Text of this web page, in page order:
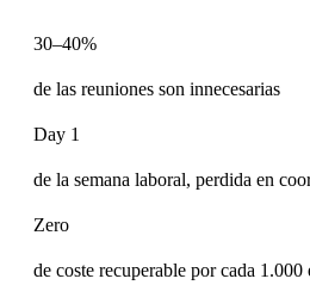
30–40%
de las reuniones son innecesarias
Day 1
de la semana laboral, perdida en
Zero
de coste recuperable por cada 1.000